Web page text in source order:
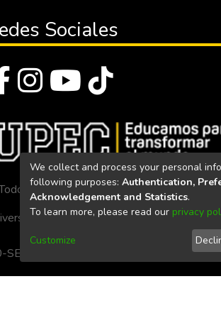
Sociales
los derechos reservados 2023
Politécnica Estatal del Carchi
SE-33-CACES-2020
We collect and process your personal
following purposes: Authentication,
Acknowledgement and Statistics.
To learn more, please read our privacy
Customize